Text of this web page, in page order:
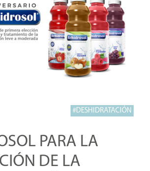
#DESHIDRATACIÓN
PARA LA
DE LA